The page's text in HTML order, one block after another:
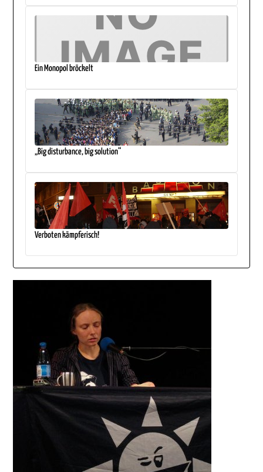
Ein Monopol bröckelt
„Big disturbance, big solution“
Verboten kämpferisch!